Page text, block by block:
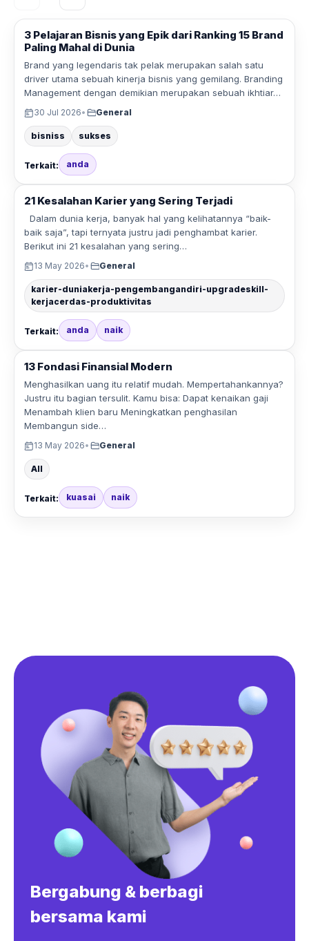
3 Pelajaran Bisnis yang Epik dari Ranking 15 Brand
Paling Mahal di Dunia
Brand yang legendaris tak pelak merupakan salah satu
driver utama sebuah kinerja bisnis yang gemilang. Branding
Management dengan demikian merupakan sebuah ikhtiar…
30 Jul 2026• General
bisniss sukses
Terkait: anda
21 Kesalahan Karier yang Sering Terjadi
Dalam dunia kerja, banyak hal yang kelihatannya “baik-
baik saja”, tapi ternyata justru jadi penghambat karier.
Berikut ini 21 kesalahan yang sering…
13 May 2026• General
karier-duniakerja-pengembangandiri-upgradeskill-
kerjacerdas-produktivitas
Terkait: anda naik
13 Fondasi Finansial Modern
Menghasilkan uang itu relatif mudah. Mempertahankannya?
Justru itu bagian tersulit. Kamu bisa: Dapat kenaikan gaji
Menambah klien baru Meningkatkan penghasilan
Membangun side…
13 May 2026• General
All
Terkait: kuasai naik
Bergabung & berbagi
bersama kami